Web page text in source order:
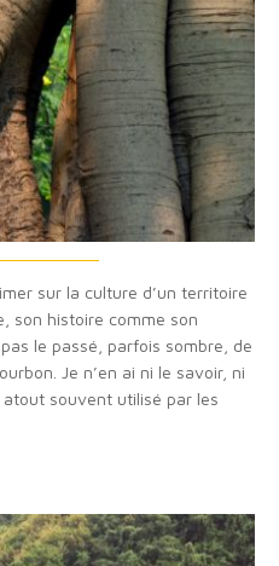
sur la culture d’un territoire
son histoire comme son
le passé, parfois sombre, de
Je n’en ai ni le savoir, ni
souvent utilisé par les